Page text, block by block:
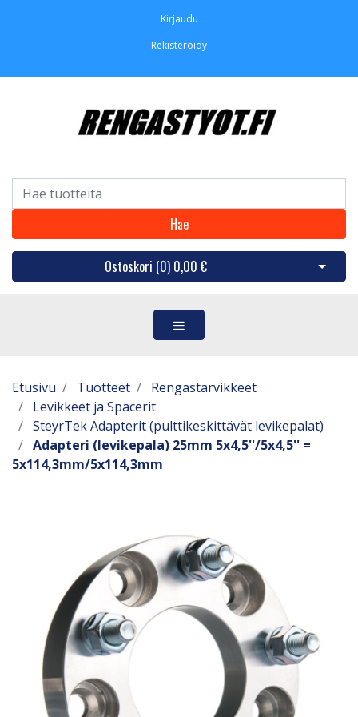
Kirjaudu
Rekisteröidy
Hae
Ostoskori (0) 0,00 € Avaa
Etusivu Tuotteet
Rengastarvikkeet
Levikkeet ja Spacerit
SteyrTek Adapterit (pulttikeskittävät levikepalat)
Adapteri (levikepala) 25mm 5x4,5''/5x4,5'' =
5x114,3mm/5x114,3mm